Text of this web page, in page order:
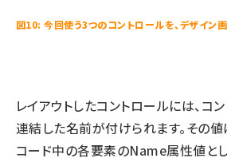
図10: 今回使う3つのコントロールを、デザイン
レイアウトしたコントロールには、コ
連結した名前が付けられます。その
コード中の各要素のName属性値とし